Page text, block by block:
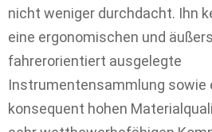
nicht weniger durchdacht. Ihn
eine ergonomischen und
fahrerorientiert ausgelegte
Instrumentensammlung sowie
konsequent hohen